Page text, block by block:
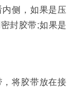
侧，如果是压
封胶带;如果是
将胶带放在接